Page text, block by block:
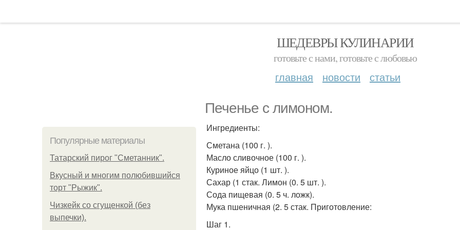
ШЕДЕВРЫ КУЛИНАРИИ
готовьте с нами, готовьте с любовью
главная новости статьи
Печенье с лимоном.
Популярные материалы
Татарский пирог "Сметанник".
Вкусный и многим полюбившийся
торт "Рыжик".
Чизкейк со сгущенкой (без
выпечки).
Ингредиенты:
Сметана (100 г. ).
Масло сливочное (100 г. ).
Куриное яйцо (1 шт. ).
Сахар (1 стак. Лимон (0. 5 шт. ).
Сода пищевая (0. 5 ч. ложк).
Мука пшеничная (2. 5 стак. Приготовление:
Шаг 1.